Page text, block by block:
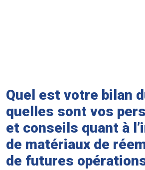
Quel est votre bilan
quelles sont vos
et conseils quant à
de matériaux de
de futures